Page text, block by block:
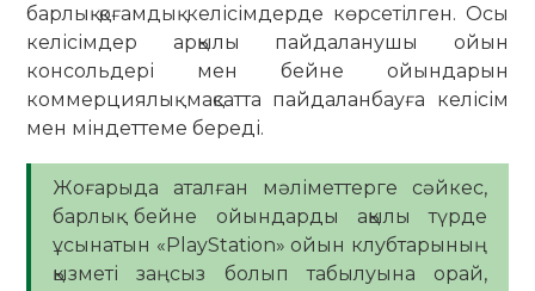
барлық қоғамдық келісімдерде көрсетілген. Осы
келісімдер арқылы пайдаланушы ойын
консольдері мен бейне ойындарын
коммерциялық мақсатта пайдаланбауға келісім
мен міндеттеме береді.
Жоғарыда аталған мәліметтерге сәйкес,
барлық бейне ойындарды ақылы түрде
ұсынатын «PlayStation» ойын клубтарының
қызметі заңсыз болып табылуына орай,